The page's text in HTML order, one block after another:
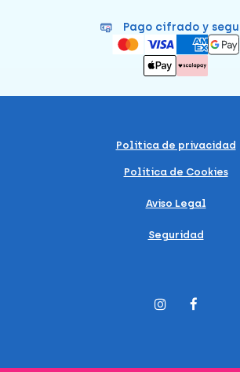
Pago cifrado y
Política de privacidad
Política de Cookies
Aviso Legal
Seguridad